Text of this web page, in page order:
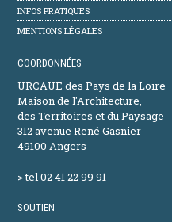
INFOS PRATIQUES
MENTIONS LÉGALES
COORDONNÉES
URCAUE des Pays de la Loire
Maison de l'Architecture,
des Territoires et du Paysage
312 avenue René Gasnier
49100 Angers
> tel 02 41 22 99 91
SOUTIEN